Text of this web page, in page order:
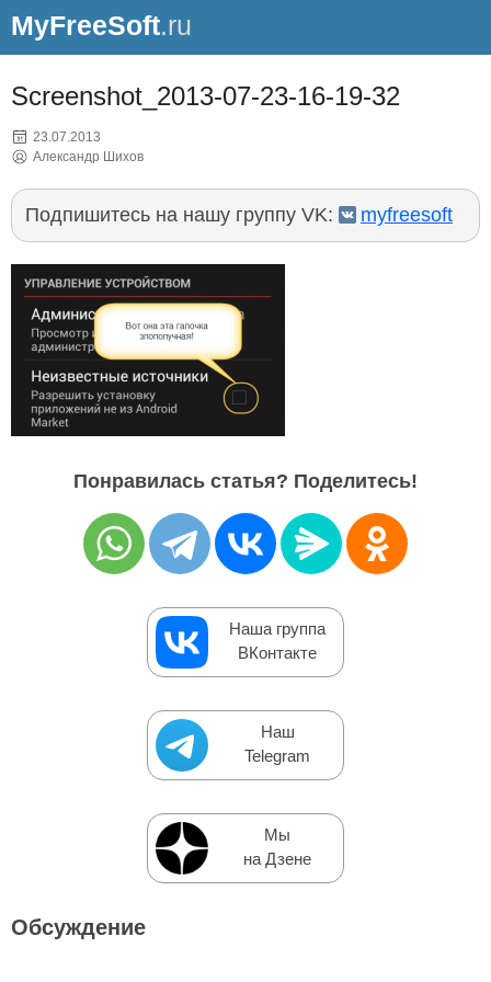
MyFreeSoft.ru
Screenshot_2013-07-23-16-19-32
23.07.2013
Александр Шихов
Подпишитесь на нашу группу VK: myfreesoft
Понравилась статья? Поделитесь!
Наша группа
ВКонтакте
Наш
Telegram
Мы
на Дзене
Обсуждение